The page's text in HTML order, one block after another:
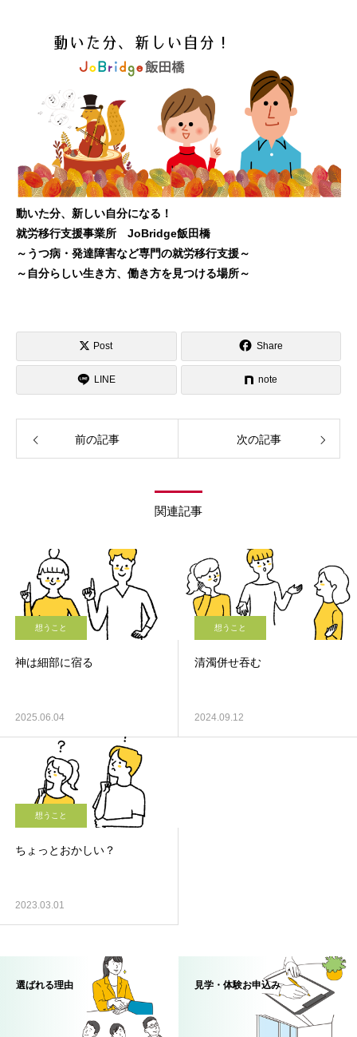
動いた分、新しい自分になる！
就労移行支援事業所 JoBridge飯田橋
～うつ病・発達障害など専門の就労移行支援～
～自分らしい生き方、働き方を見つける場所～
Post Share
LINE note
前の記事 次の記事
関連記事
想うこと
神は細部に宿る
2025.06.04
想うこと
清濁併せ吞む
2024.09.12
想うこと
ちょっとおかしい？
2023.03.01
選ばれる理由 見学・体験お申込み